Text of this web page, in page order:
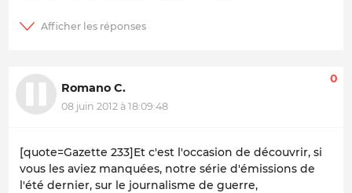
Romano C.
08 juin 2012 à 18:09:48
0
[quote=Gazette 233]Et c'est l'occasion de découvrir, si
vous les aviez manquées, notre série d'émissions de
l'été dernier, sur le journalisme de guerre,